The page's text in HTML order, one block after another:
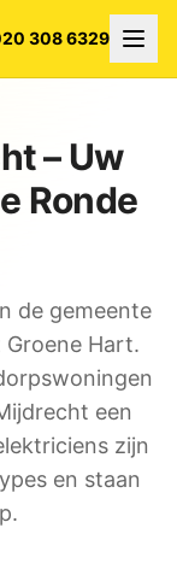
308 6329
– Uw
Ronde
de gemeente
Groene Hart.
een
zijn
en staan